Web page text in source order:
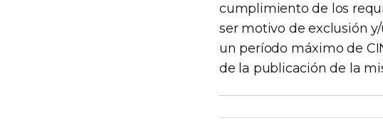
cumplimiento de los
ser motivo de exclusión
un período máximo de
de la publicación de la